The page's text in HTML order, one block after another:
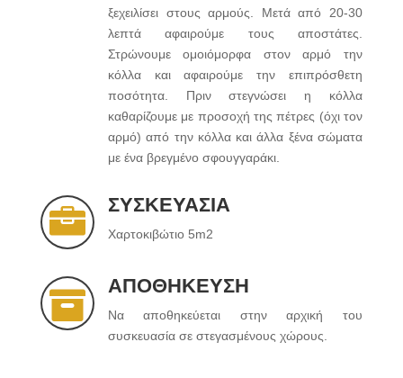
ξεχειλίσει στους αρμούς. Μετά από 20-30
λεπτά αφαιρούμε τους αποστάτες.
Στρώνουμε ομοιόμορφα στον αρμό την
κόλλα και αφαιρούμε την επιπρόσθετη
ποσότητα. Πριν στεγνώσει η κόλλα
καθαρίζουμε με προσοχή της πέτρες (όχι τον
αρμό) από την κόλλα και άλλα ξένα σώματα
με ένα βρεγμένο σφουγγαράκι.
 ΣΥΣΚΕΥΑΣΙΑ
Χαρτοκιβώτιο 5m2
 ΑΠΟΘΗΚΕΥΣΗ
Να αποθηκεύεται στην αρχική του
συσκευασία σε στεγασμένους χώρους.